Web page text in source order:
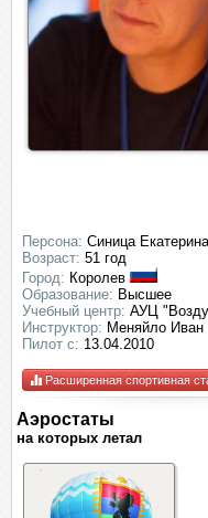
Персона: Синица
Возраст: 51 год
Город: Королев
Образование: Высшее
Учебный центр: АУЦ
Инструктор: Меняйло Иван
Пилот с: 13.04.2010
Расширенная спортивная
Аэростаты
на которых летал